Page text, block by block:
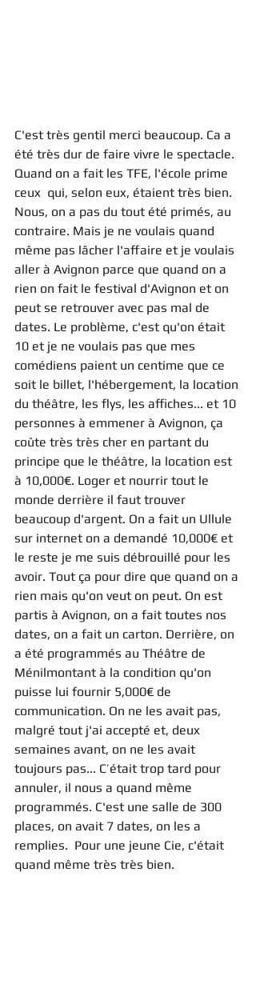
C'est très gentil merci beaucoup. Ca a
été très dur de faire vivre le spectacle.
Quand on a fait les TFE, l'école prime
ceux  qui, selon eux, étaient très bien.
Nous, on a pas du tout été primés, au
contraire. Mais je ne voulais quand
même pas lâcher l'affaire et je voulais
aller à Avignon parce que quand on a
rien on fait le festival d'Avignon et on
peut se retrouver avec pas mal de
dates. Le problème, c'est qu'on était
10 et je ne voulais pas que mes
comédiens paient un centime que ce
soit le billet, l'hébergement, la location
du théâtre, les flys, les affiches... et 10
personnes à emmener à Avignon, ça
coûte très très cher en partant du
principe que le théâtre, la location est
à 10,000€. Loger et nourrir tout le
monde derrière il faut trouver
beaucoup d'argent. On a fait un Ullule
sur internet on a demandé 10,000€ et
le reste je me suis débrouillé pour les
avoir. Tout ça pour dire que quand on a
rien mais qu'on veut on peut. On est
partis à Avignon, on a fait toutes nos
dates, on a fait un carton. Derrière, on
a été programmés au Théâtre de
Ménilmontant à la condition qu'on
puisse lui fournir 5,000€ de
communication. On ne les avait pas,
malgré tout j'ai accepté et, deux
semaines avant, on ne les avait
toujours pas... C’était trop tard pour
annuler, il nous a quand même
programmés. C'est une salle de 300
places, on avait 7 dates, on les a
remplies.  Pour une jeune Cie, c'était
quand même très très bien.